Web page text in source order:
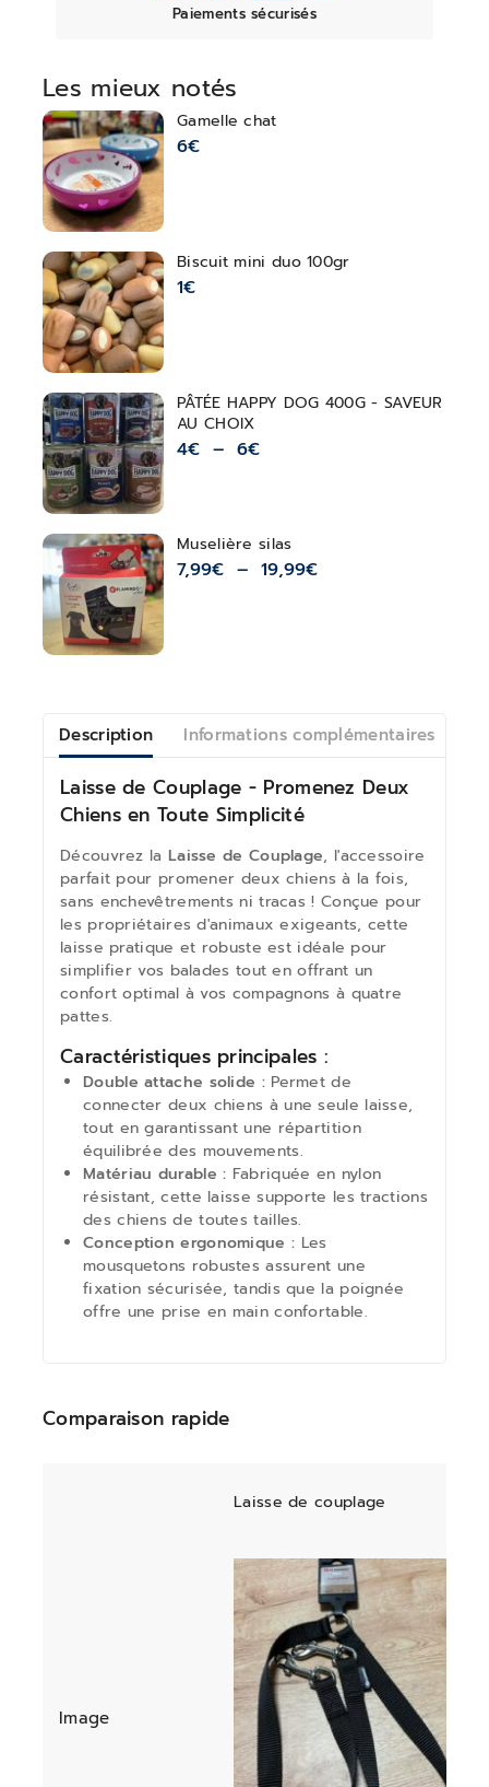
Les mieux notés
Gamelle chat
6€
Biscuit mini duo 100gr
1€
PÂTÉE HAPPY DOG 400G - SAVEUR
AU CHOIX
4€ – 6€
Muselière silas
7,99€ – 19,99€
Paiements sécurisés
Description Informations complémentaires
Laisse de Couplage - Promenez Deux
Chiens en Toute Simplicité
Découvrez la Laisse de Couplage, l'accessoire
parfait pour promener deux chiens à la fois,
sans enchevêtrements ni tracas ! Conçue pour
les propriétaires d'animaux exigeants, cette
laisse pratique et robuste est idéale pour
simplifier vos balades tout en offrant un
confort optimal à vos compagnons à quatre
pattes.
Caractéristiques principales :
Double attache solide :Permet de
connecter deux chiens à une seule laisse,
tout en garantissant une répartition
équilibrée des mouvements.
Matériau durable : Fabriquée en nylon
résistant, cette laisse supporte les tractions
des chiens de toutes tailles.
Conception ergonomique : Les
mousquetons robustes assurent une
fixation sécurisée, tandis que la poignée
offre une prise en main confortable.
Comparaison rapide
Laisse de couplage
Image